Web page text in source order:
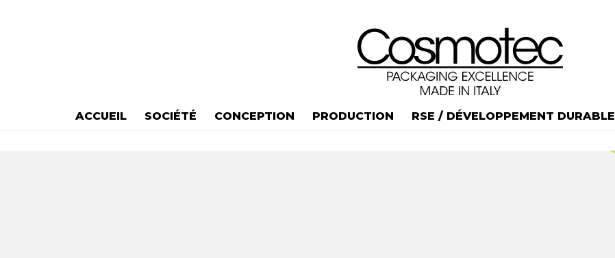
ACCUEIL SOCIÉTÉ CONCEPTION PRODUCTION RSE / DÉVELOPPEMENT DURABLE